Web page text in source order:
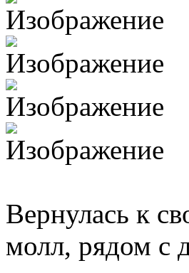
Вернулась к
молл, рядом с